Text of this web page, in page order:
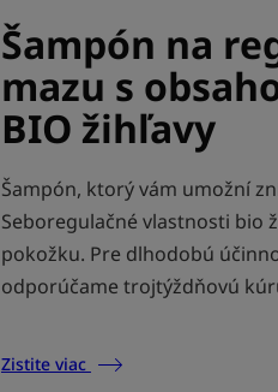
Šampón na
mazu s
BIO žihľavy
Šampón, ktorý vám umožní
Seboregulačné vlastnosti bio
pokožku. Pre dlhodobú
odporúčame trojtýždňovú
Zistite viac